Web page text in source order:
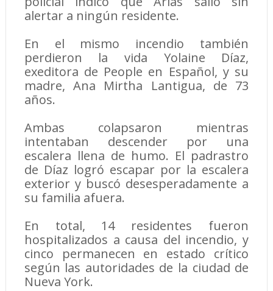
alertar a ningún residente.
En el mismo incendio también
perdieron la vida Yolaine Díaz,
exeditora de People en Español, y su
madre, Ana Mirtha Lantigua, de 73
años.
Ambas colapsaron mientras
intentaban descender por una
escalera llena de humo. El padrastro
de Díaz logró escapar por la escalera
exterior y buscó desesperadamente a
su familia afuera.
En total, 14 residentes fueron
hospitalizados a causa del incendio, y
cinco permanecen en estado crítico
según las autoridades de la ciudad de
Nueva York.